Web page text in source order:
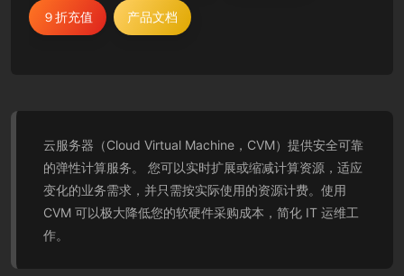
９折充值 产品文档
云服务器（Cloud Virtual Machine，CVM）提供安全可靠
的弹性计算服务。 您可以实时扩展或缩减计算资源，适应
变化的业务需求，并只需按实际使用的资源计费。使用
CVM 可以极大降低您的软硬件采购成本，简化 IT 运维工
作。